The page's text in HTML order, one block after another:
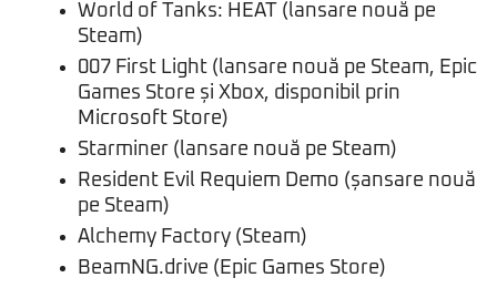
World of Tanks: HEAT (lansare nouă pe
Steam)
007 First Light (lansare nouă pe Steam, Epic
Games Store și Xbox, disponibil prin
Microsoft Store)
Starminer (lansare nouă pe Steam)
Resident Evil Requiem Demo (șansare nouă
pe Steam)
Alchemy Factory (Steam)
BeamNG.drive (Epic Games Store)